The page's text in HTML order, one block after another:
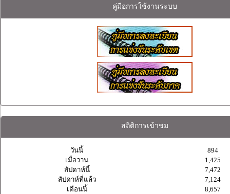
คู่มือการใช้งานระบบ
สถิติการเข้าชม
วันนี้
894
เมื่อวาน
1,425
สัปดาห์นี้
7,472
สัปดาห์ที่แล้ว
7,124
เดือนนี้
8,657